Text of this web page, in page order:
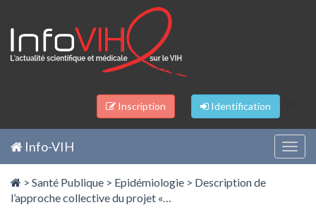
Inscription Identification
Info-VIH
> Santé Publique > Epidémiologie > Description de
l’approche collective du projet «…
Panneau de gestion des cookies